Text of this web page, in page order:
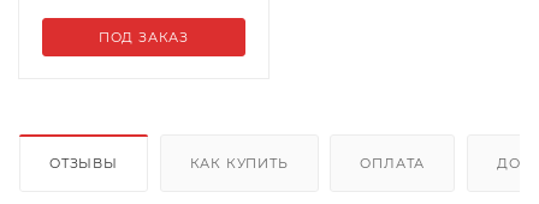
ПОД ЗАКАЗ
ОТЗЫВЫ КАК КУПИТЬ ОПЛАТА